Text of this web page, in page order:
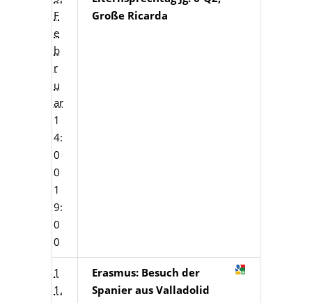
F
e
b
r
u
ar
1
4:
0
0
1
9:
0
0
Große Ricarda
1
1.
Erasmus: Besuch der
Spanier aus Valladolid